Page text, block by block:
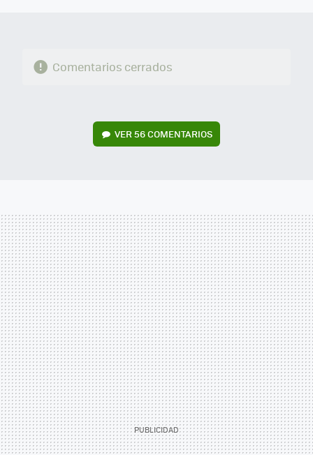
Comentarios cerrados
VER56 COMENTARIOS